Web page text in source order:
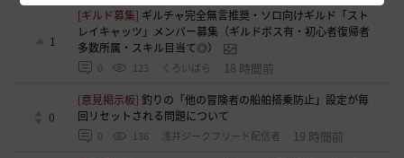
1
[ギルド募集] ギルチャ完全無言推奨・ソロ向けギルド「スト
レイキャッツ」メンバー募集（ギルドボス有・初心者復帰者
多数所属・スキル目当て◎）
0 123 くろいばら 18 時間前
0
[意見掲示板]釣りの「他の冒険者の船舶搭乗防止」設定が毎
回リセットされる問題について
0 136 浅井ジークフリード配信者 19 時間前